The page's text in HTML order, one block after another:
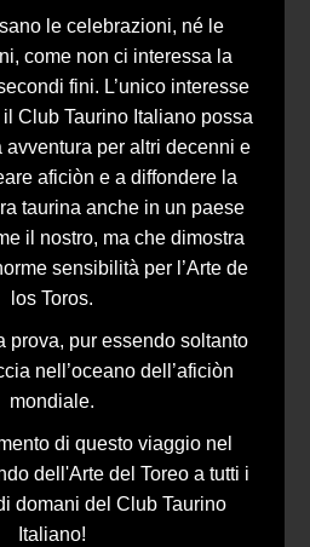
le celebrazioni, né le
come non ci interessa la
fini. L’unico interesse
Club Taurino Italiano possa
avventura per altri decenni e
aficiòn e a diffondere la
taurina anche in un paese
il nostro, ma che dimostra
sensibilità per l’Arte de
los Toros.
prova, pur essendo soltanto
nell’oceano dell’aficiòn
mondiale.
di questo viaggio nel
dell'Arte del Toreo a tutti i
domani del Club Taurino
Italiano!